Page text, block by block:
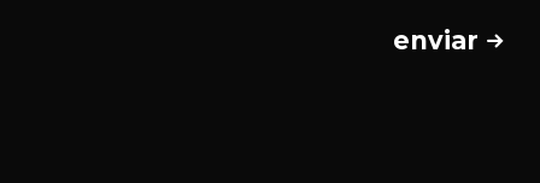
enviar